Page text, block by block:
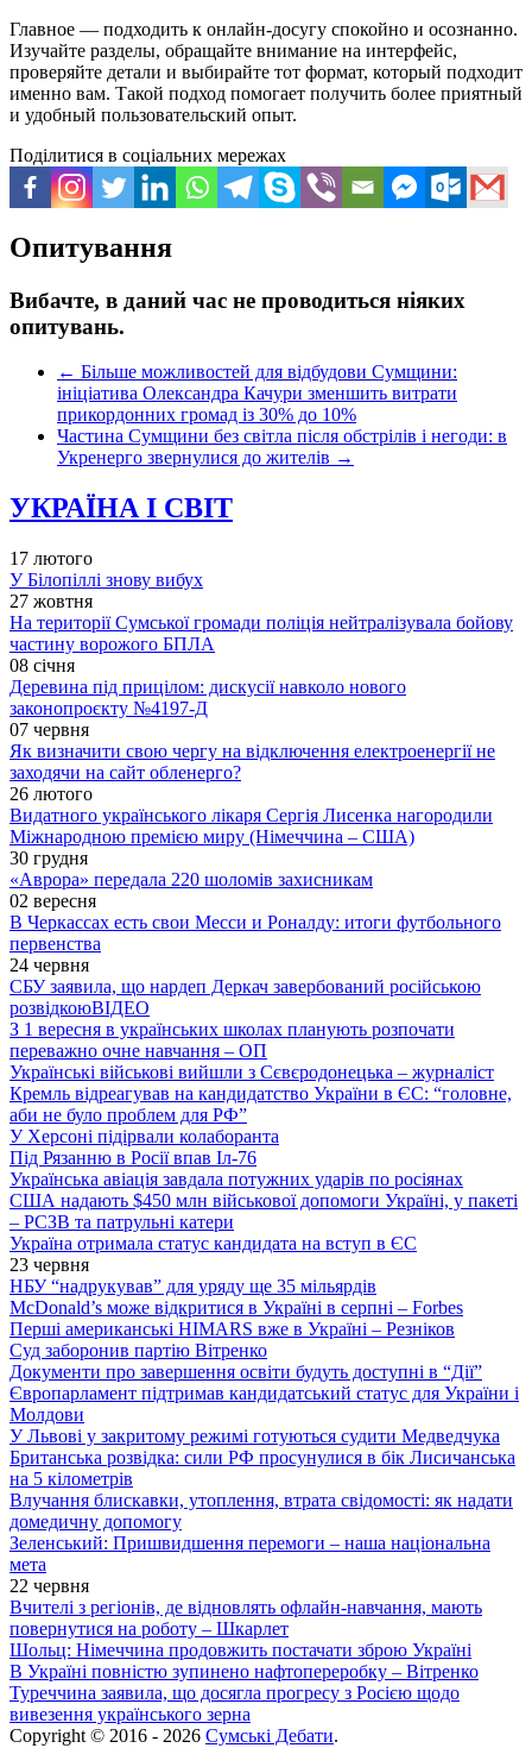
Главное — подходить к онлайн-досугу спокойно и осознанно.
Изучайте разделы, обращайте внимание на интерфейс,
проверяйте детали и выбирайте тот формат, который подходит
именно вам. Такой подход помогает получить более приятный
и удобный пользовательский опыт.
Поділитися в соціальних мережах
Опитування
Вибачте, в даний час не проводиться ніяких
опитувань.
← Більше можливостей для відбудови Сумщини:
ініціатива Олександра Качури зменшить витрати
прикордонних громад із 30% до 10%
Частина Сумщини без світла після обстрілів і негоди: в
Укренерго звернулися до жителів →
УКРАЇНА І СВІТ
17 лютого
У Білопіллі знову вибух
27 жовтня
На території Сумської громади поліція нейтралізувала бойову
частину ворожого БПЛА
08 січня
Деревина під прицілом: дискусії навколо нового
законопроєкту №4197-Д
07 червня
Як визначити свою чергу на відключення електроенергії не
заходячи на сайт обленерго?
26 лютого
Видатного українського лікаря Сергія Лисенка нагородили
Міжнародною премією миру (Німеччина – США)
30 грудня
«Аврора» передала 220 шоломів захисникам
02 вересня
В Черкассах есть свои Месси и Роналду: итоги футбольного
первенства
24 червня
СБУ заявила, що нардеп Деркач завербований російською
розвідкоюВІДЕО
З 1 вересня в українських школах планують розпочати
переважно очне навчання – ОП
Українські військові вийшли з Сєвєродонецька – журналіст
Кремль відреагував на кандидатство України в ЄС: “головне,
аби не було проблем для РФ”
У Херсоні підірвали колаборанта
Під Рязанню в Росії впав Іл-76
Українська авіація завдала потужних ударів по росіянах
США надають $450 млн військової допомоги Україні, у пакеті
– РСЗВ та патрульні катери
Україна отримала статус кандидата на вступ в ЄС
23 червня
НБУ “надрукував” для уряду ще 35 мільярдів
McDonald’s може відкритися в Україні в серпні – Forbes
Перші американські HIMARS вже в Україні – Резніков
Суд заборонив партію Вітренко
Документи про завершення освіти будуть доступні в “Дії”
Європарламент підтримав кандидатський статус для України і
Молдови
У Львові у закритому режимі готуються судити Медведчука
Британська розвідка: сили РФ просунулися в бік Лисичанська
на 5 кілометрів
Влучання блискавки, утоплення, втрата свідомості: як надати
домедичну допомогу
Зеленський: Пришвидшення перемоги – наша національна
мета
22 червня
Вчителі з регіонів, де відновлять офлайн-навчання, мають
повернутися на роботу – Шкарлет
Шольц: Німеччина продовжить постачати зброю Україні
В Україні повністю зупинено нафтопереробку – Вітренко
Туреччина заявила, що досягла прогресу з Росією щодо
вивезення українського зерна
Copyright © 2016 - 2026 Сумські Дебати.